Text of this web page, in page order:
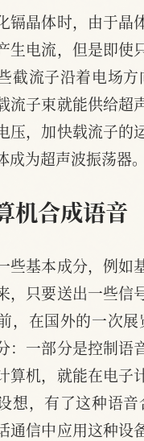
镉晶体时，由于晶
生电流，但是即
截流子沿着电场
流子束就能供给超
压，加快载流子的
成为超声波振荡器
机合成语音
些基本成分，例如
，只要送出一些信
，在国外的一次
：一部分是控制语
算机，就能在电
想，有了这种语
通信中应用这种设